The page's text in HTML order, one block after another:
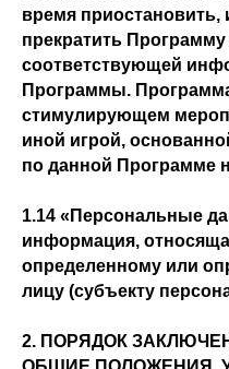
время приостановить,
прекратить
соответствующей
Программы.
стимулирующем
иной игрой,
по данной Программе
1.14 «Персональные
информация,
определенному или
лицу (субъекту
2. ПОРЯДОК